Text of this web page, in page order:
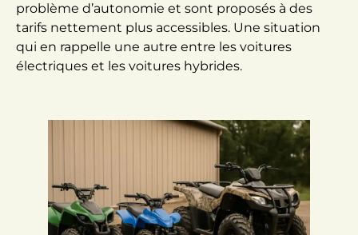
problème d’autonomie et sont proposés à des
tarifs nettement plus accessibles. Une situation
qui en rappelle une autre entre les voitures
électriques et les voitures hybrides.